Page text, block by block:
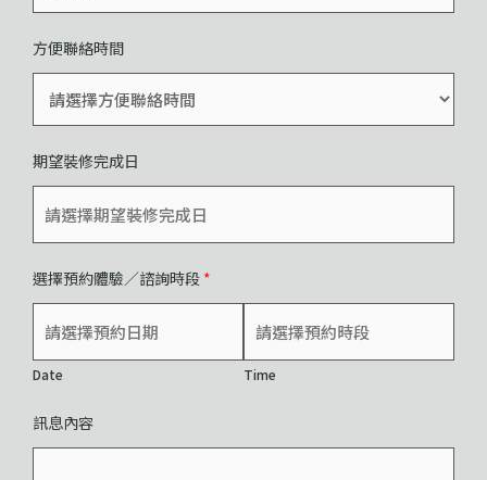
方便聯絡時間
期望裝修完成日
選擇預約體驗／諮詢時段 *
Date Time
訊息內容